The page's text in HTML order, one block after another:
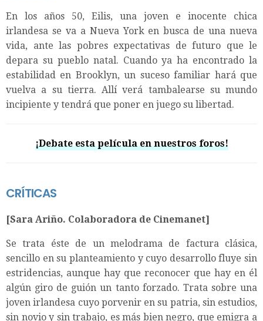
En los años 50, Eilis, una joven e inocente chica
irlandesa se va a Nueva York en busca de una nueva
vida, ante las pobres expectativas de futuro que le
depara su pueblo natal. Cuando ya ha encontrado la
estabilidad en Brooklyn, un suceso familiar hará que
vuelva a su tierra. Allí verá tambalearse su mundo
incipiente y tendrá que poner en juego su libertad.
¡Debate esta película en nuestros foros!
CRÍTICAS
[Sara Ariño. Colaboradora de Cinemanet]
Se trata éste de un melodrama de factura clásica,
sencillo en su planteamiento y cuyo desarrollo fluye sin
estridencias, aunque hay que reconocer que hay en él
algún giro de guión un tanto forzado. Trata sobre una
joven irlandesa cuyo porvenir en su patria, sin estudios,
sin novio y sin trabajo, es más bien negro, que emigra a